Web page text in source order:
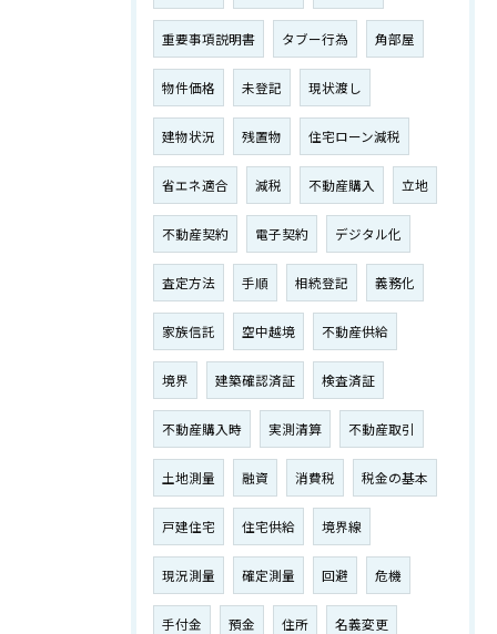
重要事項説明書 タブー行為 角部屋
物件価格 未登記 現状渡し
建物状況 残置物 住宅ローン減税
省エネ適合 減税 不動産購入 立地
不動産契約 電子契約 デジタル化
査定方法 手順 相続登記 義務化
家族信託 空中越境 不動産供給
境界 建築確認済証 検査済証
不動産購入時 実測清算 不動産取引
土地測量 融資 消費税 税金の基本
戸建住宅 住宅供給 境界線
現況測量 確定測量 回避 危機
手付金 預金 住所 名義変更